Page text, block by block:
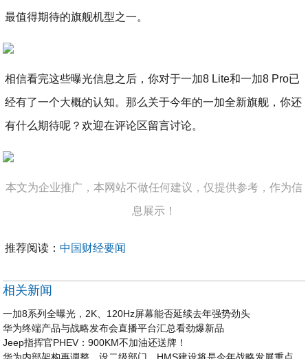
最值得期待的旗舰机型之一。
相信看完这些曝光信息之后，你对于一加8 Lite和一加8 Pro已
经有了一个大概的认知。那么关于今年的一加全新旗舰，你还
有什么期待呢？欢迎在评论区留言讨论。
本文为企业推广，本网站不做任何建议，仅提供参考，作为信
息展示！
推荐阅读：中国财经要闻
相关新闻
一加8系列全曝光，2K、120Hz屏幕能否延续去年强势劲头
华为终端产品与战略发布会直播平台汇总看劲爆新品
Jeep指挥官PHEV：900KM不加油还送牌！